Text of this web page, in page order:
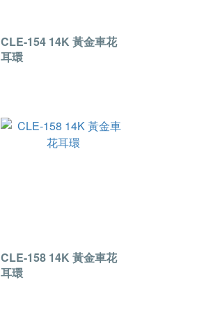
CLE-154 14K 黃金車花
耳環
CLE-158 14K 黃金車花
耳環